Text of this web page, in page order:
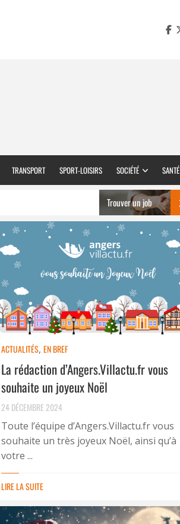
TRANSPORT SPORT-LOISIRS SOCIÉTÉ SANTÉ
Trouver un job
ACTUALITÉS, EN BREF
La rédaction d’Angers.Villactu.fr vous
souhaite un joyeux Noël
24 DÉCEMBRE 2024
Toute l’équipe d’Angers.Villactu.fr vous
souhaite un très joyeux Noël, ainsi qu’à
votre ...
LIRE LA SUITE